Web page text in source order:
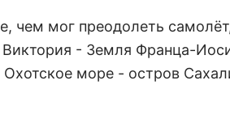
чем мог преодолеть
- Земля Франца-
море - остров